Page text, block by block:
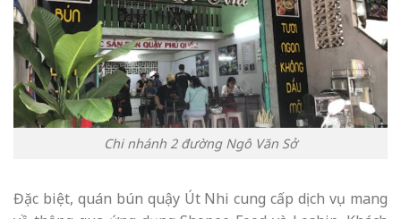
Chi nhánh 2 đường Ngô Văn Sở
Đặc biệt, quán bún quậy Út Nhi cung cấp dịch vụ mang